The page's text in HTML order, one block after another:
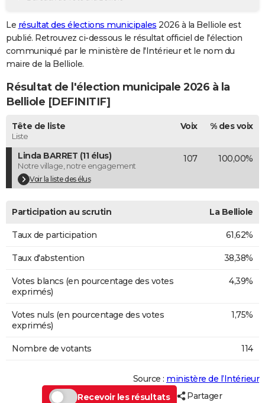
GUIDES D'ACHAT
BONS PLANS
CARTE DE VOEUX
Carte de Noël
Carte Bonne année
Carte Saint-Valentin
Carte Pâques
Carte d'anniversaire
DICTIONNAIRE
Dictionnaire
Biographies
Citations
Expressions
Proverbes
PROGRAMME TV
COPAINS D'AVANT
S'inscrire
Se connecter
Lycées
Collèges
Primaires
Universités
Entreprises
Service militaire
Avis de recherche
AVIS DE DÉCÈS
FORUM
Le résultat des élections municipales 2026 à la Belliole est
publié. Retrouvez ci-dessous le résultat officiel de l'élection
communiqué par le ministère de l'Intérieur et le nom du
maire de la Belliole.
Résultat de l'élection municipale 2026 à la
Belliole [DEFINITIF]
Tête de liste
Liste
Voix % des voix
Linda BARRET (11 élus)
Notre village, notre engagement
Voir la liste des élus
107 100,00%
Participation au scrutin La Belliole
Taux de participation 61,62%
Taux d'abstention 38,38%
Votes blancs (en pourcentage des votes
exprimés)
4,39%
Votes nuls (en pourcentage des votes
exprimés)
1,75%
Nombre de votants 114
Source : ministère de l’Intérieur
Recevoir les résultats
Partager